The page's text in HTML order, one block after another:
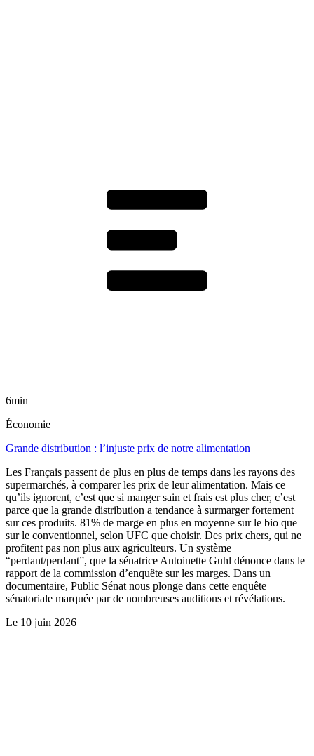
6min
Économie
Grande distribution : l’injuste prix de notre alimentation
Les Français passent de plus en plus de temps dans les rayons des
supermarchés, à comparer les prix de leur alimentation. Mais ce
qu’ils ignorent, c’est que si manger sain et frais est plus cher, c’est
parce que la grande distribution a tendance à surmarger fortement
sur ces produits. 81% de marge en plus en moyenne sur le bio que
sur le conventionnel, selon UFC que choisir. Des prix chers, qui ne
profitent pas non plus aux agriculteurs. Un système
“perdant/perdant”, que la sénatrice Antoinette Guhl dénonce dans le
rapport de la commission d’enquête sur les marges. Dans un
documentaire, Public Sénat nous plonge dans cette enquête
sénatoriale marquée par de nombreuses auditions et révélations.
Le 10 juin 2026